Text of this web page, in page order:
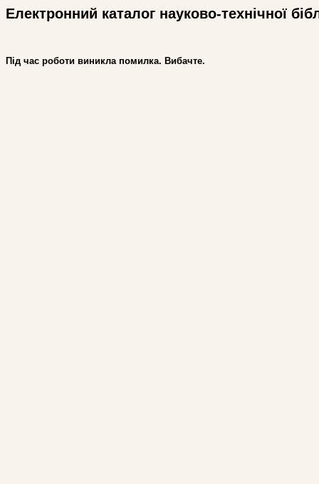
Електронний каталог науково-технічної
Під час роботи виникла помилка. Вибачте.